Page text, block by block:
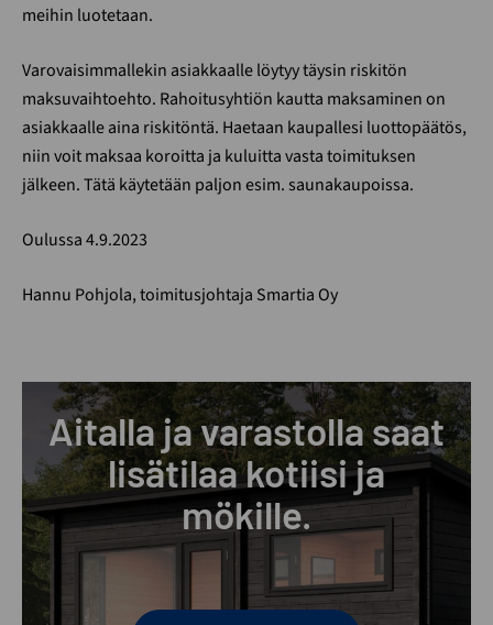
meihin luotetaan.
Varovaisimmallekin asiakkaalle löytyy täysin riskitön
maksuvaihtoehto. Rahoitusyhtiön kautta maksaminen on
asiakkaalle aina riskitöntä. Haetaan kaupallesi luottopäätös,
niin voit maksaa koroitta ja kuluitta vasta toimituksen
jälkeen. Tätä käytetään paljon esim. saunakaupoissa.
Oulussa 4.9.2023
Hannu Pohjola, toimitusjohtaja Smartia Oy
Aitalla ja varastolla saat
lisätilaa kotiisi ja
mökille.